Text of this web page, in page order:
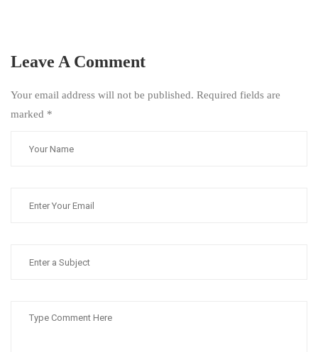
Leave A Comment
Your email address will not be published. Required fields are
marked *